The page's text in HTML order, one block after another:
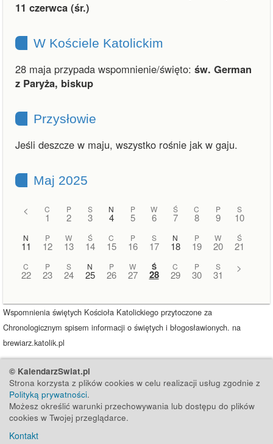
11 czerwca (śr.)
W Kościele Katolickim
28 maja przypada wspomnienie/święto: św. German
z Paryża, biskup
Przysłowie
Jeśli deszcze w maju, wszystko rośnie jak w gaju.
Maj 2025
< C
1
P
2
S
3
N
4
P
5
W
6
Ś
7
C
8
P
9
S
10
N
11
P
12
W
13
Ś
14
C
15
P
16
S
17
N
18
P
19
W
20
Ś
21
C
22
P
23
S
24
N
25
P
26
W
27
Ś
28
C
29
P
30
S
31
>
Wspomnienia świętych Kościoła Katolickiego przytoczone za
Chronologicznym spisem informacji o świętych i błogosławionych. na
brewiarz.katolik.pl
© KalendarzSwiat.pl
Strona korzysta z plików cookies w celu realizacji usług zgodnie z
Polityką prywatności.
Możesz określić warunki przechowywania lub dostępu do plików
cookies w Twojej przeglądarce.
Kontakt